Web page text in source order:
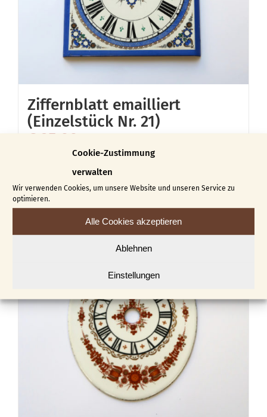
Cookie-Zustimmung
verwalten
Wir verwenden Cookies, um unsere Website und unseren Service zu
optimieren.
Alle Cookies akzeptieren
Ablehnen
Einstellungen
Ziffernblatt emailliert
(Einzelstück Nr. 21)
€ 25,00
In den Warenkorb